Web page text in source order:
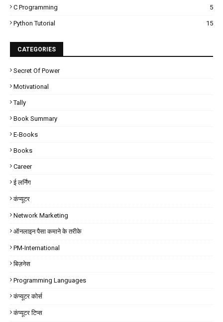
C Programming 5
Python Tutorial 15
CATEGORIES
Secret Of Power
Motivational
Tally
Book Summary
E-Books
Books
Career
ई लर्निंग
कंप्यूटर
Network Marketing
ऑनलाइन पैसा कमाने के तरीके
PM-International
बिज़नेस
Programming Languages
कंप्यूटर कोर्स
कंप्यूटर टिप्स